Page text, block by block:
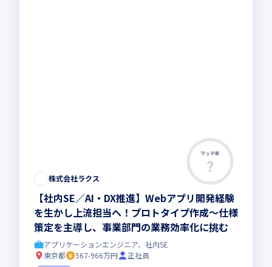
マッチ率
株式会社ラクス
【社内SE／AI・DX推進】Webアプリ開発経験
を生かし上流担当へ！プロトタイプ作成〜仕様
策定を主導し、事業部門の業務効率化に挑む
アプリケーションエンジニア、社内SE
東京都
567-966万円
正社員